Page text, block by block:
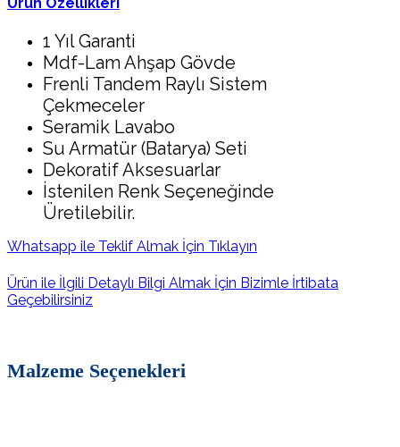
1 Yıl Garanti
Mdf-Lam Ahşap Gövde
Frenli Tandem Raylı Sistem
Çekmeceler
Seramik Lavabo
Su Armatür (Batarya) Seti
Dekoratif Aksesuarlar
İstenilen Renk Seçeneğinde
Üretilebilir.
Whatsapp ile Teklif Almak İçin Tıklayın
Ürün ile İlgili Detaylı Bilgi Almak İçin Bizimle İrtibata
Geçebilirsiniz
Malzeme Seçenekleri